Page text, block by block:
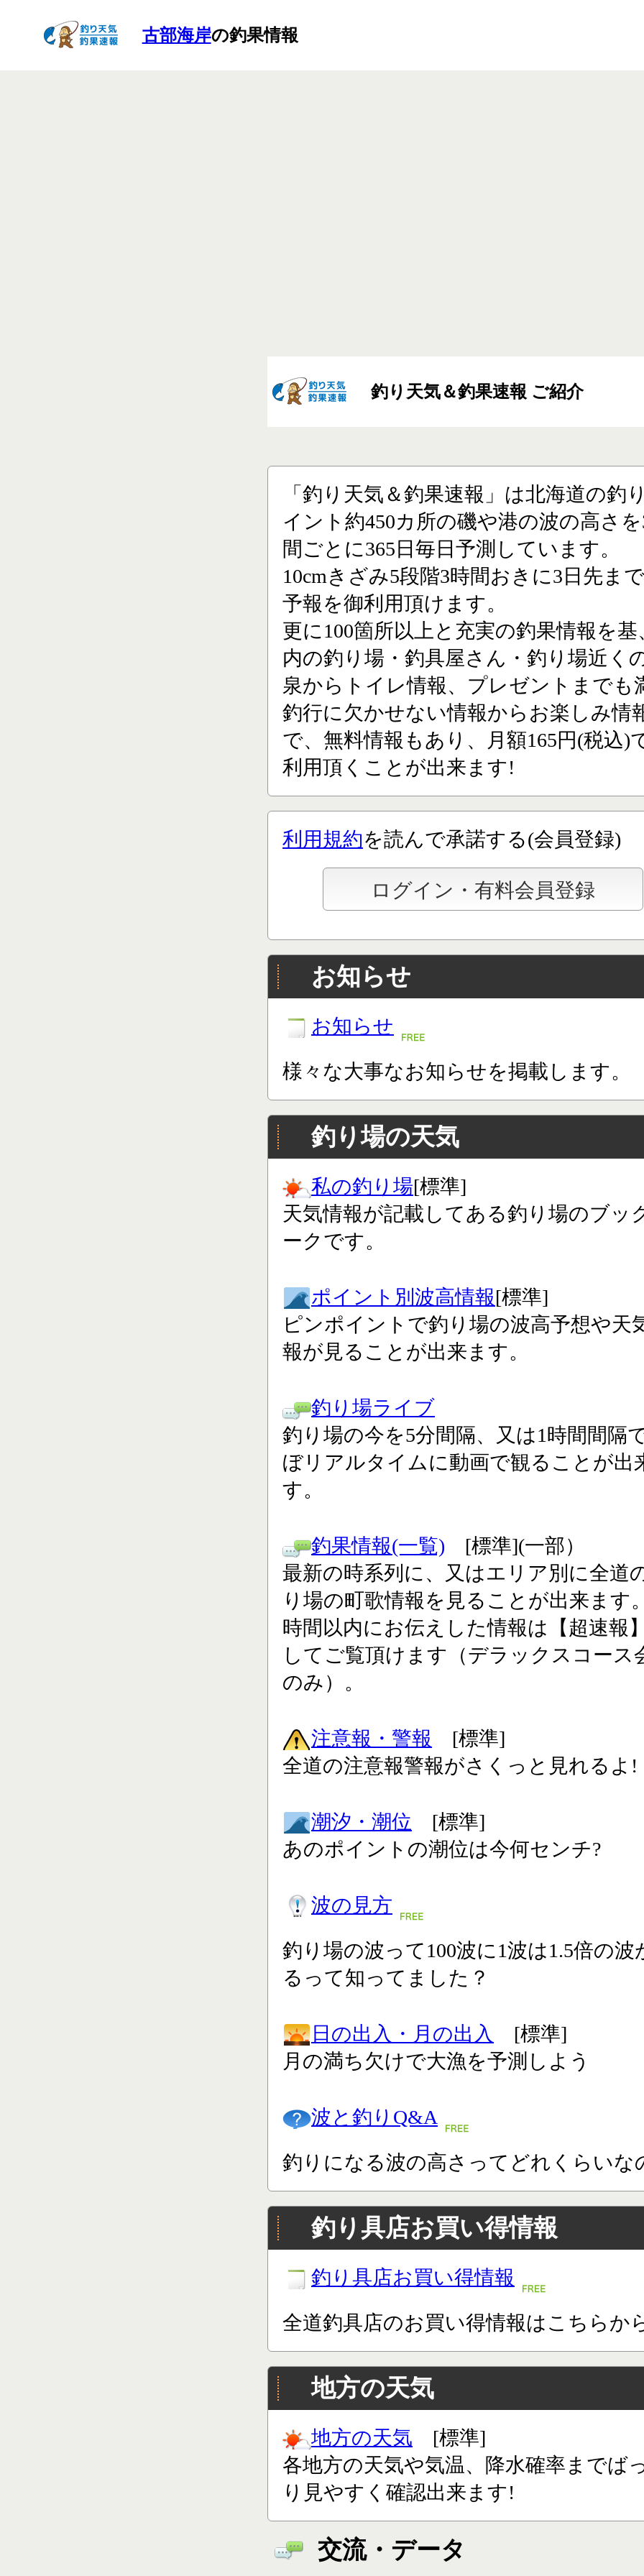
古部海岸の釣果情報
釣り天気＆釣果速報 ご紹介
「釣り天気＆釣果速報」は北海道の釣
イント約450カ所の磯や港の波の高さ
間ごとに365日毎日予測しています。
10cmきざみ5段階3時間おきに3日先ま
予報を御利用頂けます。
更に100箇所以上と充実の釣果情報を基
内の釣り場・釣具屋さん・釣り場近く
泉からトイレ情報、プレゼントまでも
釣行に欠かせない情報からお楽しみ情
で、無料情報もあり、月額165円(税込)
利用頂くことが出来ます!
利用規約を読んで承諾する(会員登録)
お知らせ
お知らせ
様々な大事なお知らせを掲載します。
釣り場の天気
私の釣り場[標準]
天気情報が記載してある釣り場のブッ
ークです。
ポイント別波高情報[標準]
ピンポイントで釣り場の波高予想や天
報が見ることが出来ます。
釣り場ライブ
釣り場の今を5分間隔、又は1時間間隔
ぼリアルタイムに動画で観ることが出
す。
釣果情報(一覧) [標準](一部）
最新の時系列に、又はエリア別に全道
り場の町歌情報を見ることが出来ます
時間以内にお伝えした情報は【超速報
してご覧頂けます（デラックスコース
のみ）。
注意報・警報 [標準]
全道の注意報警報がさくっと見れるよ!
潮汐・潮位 [標準]
あのポイントの潮位は今何センチ?
波の見方
釣り場の波って100波に1波は1.5倍の波
るって知ってました？
日の出入・月の出入
[標準]
月の満ち欠けで大漁を予測しよう
波と釣りQ&A
釣りになる波の高さってどれくらいな
釣り具店お買い得情報
釣り具店お買い得情報
全道釣具店のお買い得情報はこちらか
地方の天気
地方の天気 [標準]
各地方の天気や気温、降水確率までば
り見やすく確認出来ます!
交流・データ